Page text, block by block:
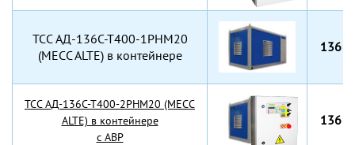
TCC АД-136С-Т400-1РНМ20
(MECC ALTE) в контейнере
136
TCC АД-136С-Т400-2РНМ20 (MECC
ALTE) в контейнере
с АВР
136